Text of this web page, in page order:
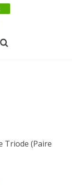
Triode (Paire